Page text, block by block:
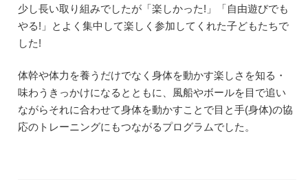
少し長い取り組みでしたが「楽しかった!」「自由遊びでも
やる!」とよく集中して楽しく参加してくれた子どもたちで
した!
体幹や体力を養うだけでなく身体を動かす楽しさを知る・
味わうきっかけになるとともに、風船やボールを目で追い
ながらそれに合わせて身体を動かすことで目と手(身体)の協
応のトレーニングにもつながるプログラムでした。